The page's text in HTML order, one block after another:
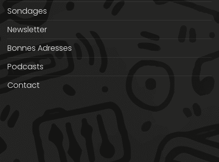
Sondages
Newsletter
Bonnes Adresses
Podcasts
Contact